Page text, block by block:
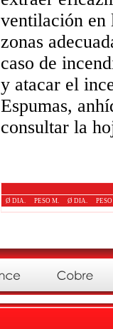
ventilación en
zonas
caso de
y atacar el
Espumas,
consultar la
Ø DIA. PESO M. Ø DIA.